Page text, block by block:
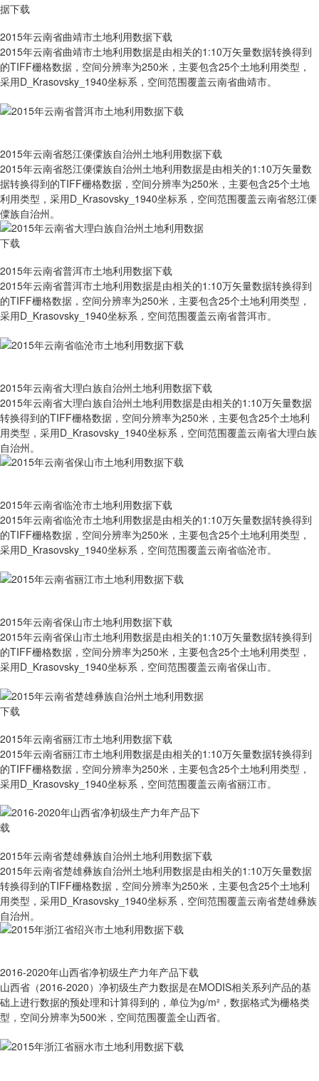
2015年云南省曲靖市土地利用数据下载
2015年云南省曲靖市土地利用数据是由相关的1:10万矢量数据转换得到
的TIFF栅格数据，空间分辨率为250米，主要包含25个土地利用类型，
采用D_Krasovsky_1940坐标系，空间范围覆盖云南省曲靖市。
2015年云南省怒江傈僳族自治州土地利用数据下载
2015年云南省怒江傈僳族自治州土地利用数据是由相关的1:10万矢量数
据转换得到的TIFF栅格数据，空间分辨率为250米，主要包含25个土地
利用类型，采用D_Krasovsky_1940坐标系，空间范围覆盖云南省怒江傈
僳族自治州。
2015年云南省普洱市土地利用数据下载
2015年云南省普洱市土地利用数据是由相关的1:10万矢量数据转换得到
的TIFF栅格数据，空间分辨率为250米，主要包含25个土地利用类型，
采用D_Krasovsky_1940坐标系，空间范围覆盖云南省普洱市。
2015年云南省大理白族自治州土地利用数据下载
2015年云南省大理白族自治州土地利用数据是由相关的1:10万矢量数据
转换得到的TIFF栅格数据，空间分辨率为250米，主要包含25个土地利
用类型，采用D_Krasovsky_1940坐标系，空间范围覆盖云南省大理白族
自治州。
2015年云南省临沧市土地利用数据下载
2015年云南省临沧市土地利用数据是由相关的1:10万矢量数据转换得到
的TIFF栅格数据，空间分辨率为250米，主要包含25个土地利用类型，
采用D_Krasovsky_1940坐标系，空间范围覆盖云南省临沧市。
2015年云南省保山市土地利用数据下载
2015年云南省保山市土地利用数据是由相关的1:10万矢量数据转换得到
的TIFF栅格数据，空间分辨率为250米，主要包含25个土地利用类型，
采用D_Krasovsky_1940坐标系，空间范围覆盖云南省保山市。
2015年云南省丽江市土地利用数据下载
2015年云南省丽江市土地利用数据是由相关的1:10万矢量数据转换得到
的TIFF栅格数据，空间分辨率为250米，主要包含25个土地利用类型，
采用D_Krasovsky_1940坐标系，空间范围覆盖云南省丽江市。
2015年云南省楚雄彝族自治州土地利用数据下载
2015年云南省楚雄彝族自治州土地利用数据是由相关的1:10万矢量数据
转换得到的TIFF栅格数据，空间分辨率为250米，主要包含25个土地利
用类型，采用D_Krasovsky_1940坐标系，空间范围覆盖云南省楚雄彝族
自治州。
2016-2020年山西省净初级生产力年产品下载
山西省（2016-2020）净初级生产力数据是在MODIS相关系列产品的基
础上进行数据的预处理和计算得到的，单位为g/m²，数据格式为栅格类
型，空间分辨率为500米，空间范围覆盖全山西省。